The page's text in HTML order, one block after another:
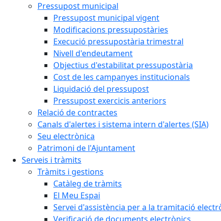
Pressupost municipal
Pressupost municipal vigent
Modificacions pressupostàries
Execució pressupostària trimestral
Nivell d'endeutament
Objectius d'estabilitat pressupostària
Cost de les campanyes institucionals
Liquidació del pressupost
Pressupost exercicis anteriors
Relació de contractes
Canals d'alertes i sistema intern d'alertes (SIA)
Seu electrònica
Patrimoni de l'Ajuntament
Serveis i tràmits
Tràmits i gestions
Catàleg de tràmits
El Meu Espai
Servei d'assistència per a la tramitació